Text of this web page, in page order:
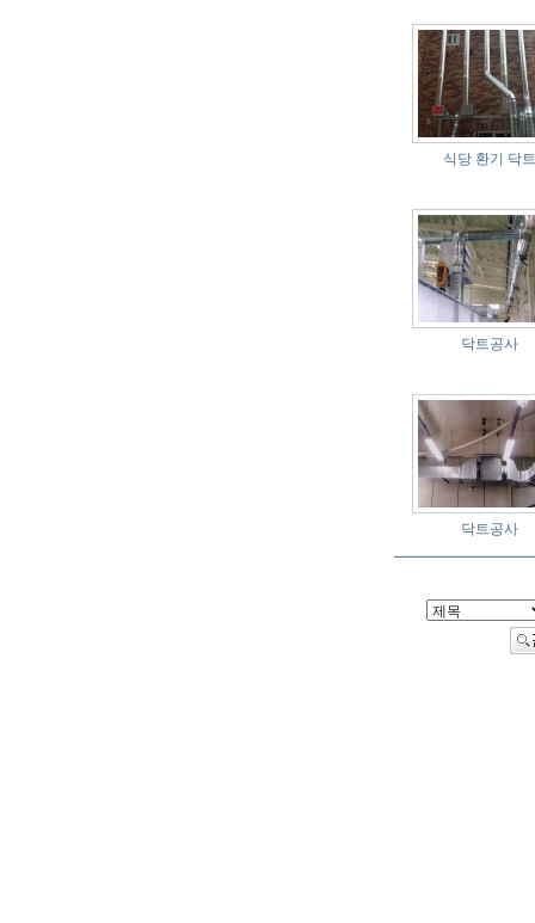
식당 환기 닥트
닥트공사
닥트공사